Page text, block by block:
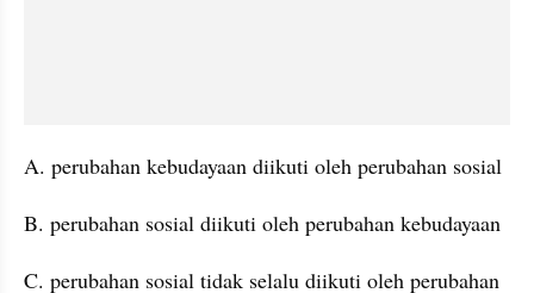
A. perubahan kebudayaan diikuti oleh perubahan sosial
B. perubahan sosial diikuti oleh perubahan kebudayaan
C. perubahan sosial tidak selalu diikuti oleh perubahan